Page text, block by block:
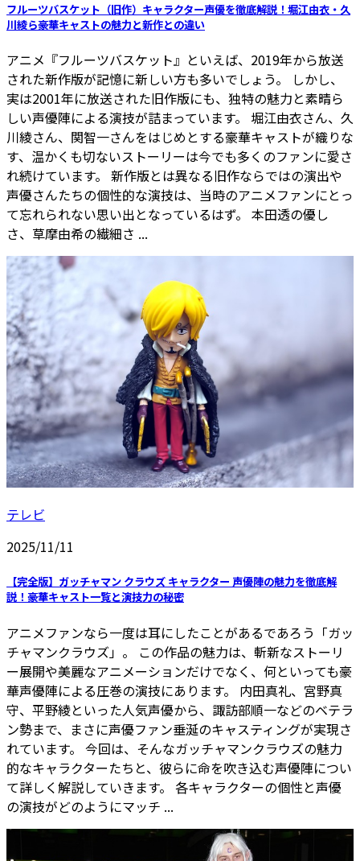
フルーツバスケット（旧作）キャラクター声優を徹底解説！堀江由衣・久
川綾ら豪華キャストの魅力と新作との違い
アニメ『フルーツバスケット』といえば、2019年から放送
された新作版が記憶に新しい方も多いでしょう。 しかし、
実は2001年に放送された旧作版にも、独特の魅力と素晴ら
しい声優陣による演技が詰まっています。 堀江由衣さん、久
川綾さん、関智一さんをはじめとする豪華キャストが織りな
す、温かくも切ないストーリーは今でも多くのファンに愛さ
れ続けています。 新作版とは異なる旧作ならではの演出や
声優さんたちの個性的な演技は、当時のアニメファンにとっ
て忘れられない思い出となっているはず。 本田透の優し
さ、草摩由希の繊細さ ...
テレビ
2025/11/11
【完全版】ガッチャマン クラウズ キャラクター 声優陣の魅力を徹底解
説！豪華キャスト一覧と演技力の秘密
アニメファンなら一度は耳にしたことがあるであろう「ガッ
チャマンクラウズ」。 この作品の魅力は、斬新なストーリ
ー展開や美麗なアニメーションだけでなく、何といっても豪
華声優陣による圧巻の演技にあります。 内田真礼、宮野真
守、平野綾といった人気声優から、諏訪部順一などのベテラ
ン勢まで、まさに声優ファン垂涎のキャスティングが実現さ
れています。 今回は、そんなガッチャマンクラウズの魅力
的なキャラクターたちと、彼らに命を吹き込む声優陣につい
て詳しく解説していきます。 各キャラクターの個性と声優
の演技がどのようにマッチ ...